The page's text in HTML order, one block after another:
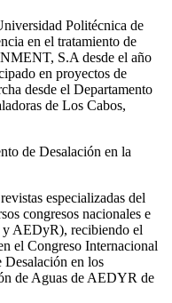
Politécnica de
en el tratamiento de
S.A desde el año
en proyectos de
desde el Departamento
de Los Cabos,
de Desalación en la
especializadas del
congresos nacionales e
AEDyR), recibiendo el
el Congreso Internacional
en los
de Aguas de AEDYR de